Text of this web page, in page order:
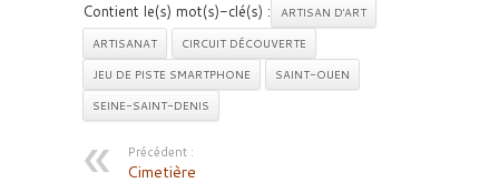
Contient le(s) mot(s)-clé(s) :
ARTISAN D'ART
ARTISANAT
CIRCUIT DÉCOUVERTE
JEU DE PISTE SMARTPHONE
SAINT-OUEN
SEINE-SAINT-DENIS
Précédent :
Cimetière